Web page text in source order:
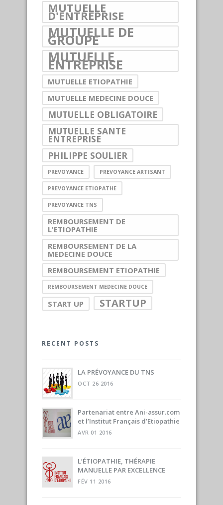
MUTUELLE
D'ENTREPRISE
MUTUELLE DE
GROUPE
MUTUELLE
ENTREPRISE
MUTUELLE ETIOPATHIE
MUTUELLE MEDECINE DOUCE
MUTUELLE OBLIGATOIRE
MUTUELLE SANTE
ENTREPRISE
PHILIPPE SOULIER
PREVOYANCE PREVOYANCE ARTISANT
PREVOYANCE ETIOPATHE
PREVOYANCE TNS
REMBOURSEMENT DE
L'ETIOPATHIE
REMBOURSEMENT DE LA
MEDECINE DOUCE
REMBOURSEMENT ETIOPATHIE
REMBOURSEMENT MEDECINE DOUCE
START UP STARTUP
RECENT POSTS
LA PRÉVOYANCE DU TNS
OCT 26 2016
Partenariat entre Ani-assur.com
et l’Institut Français d’Etiopathie
AVR 01 2016
L’ÉTIOPATHIE, THÉRAPIE
MANUELLE PAR EXCELLENCE
FÉV 11 2016